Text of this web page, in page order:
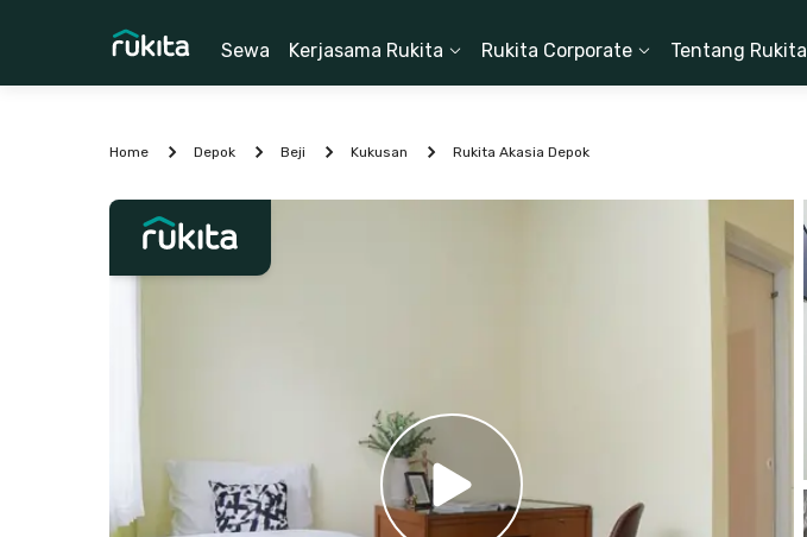
Sewa Kerjasama Rukita Rukita Corporate Tentang Rukita
Home Depok Beji Kukusan Rukita Akasia Depok